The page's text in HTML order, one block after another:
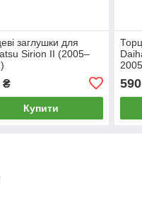
заглушки для
Sirion II (2005–
₴
Купити
590